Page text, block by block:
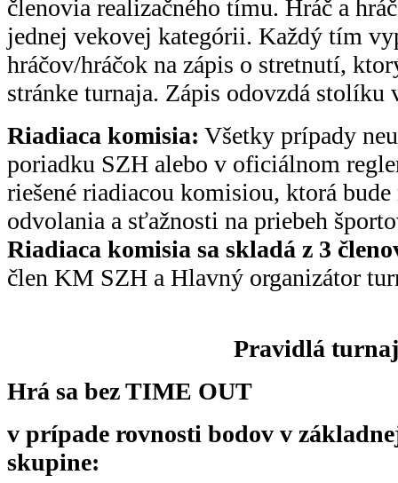
členovia realizačného tímu. Hráč a
jednej vekovej kategórii. Každý tím
hráčov/hráčok na zápis o stretnutí,
stránke turnaja. Zápis odovzdá stolíku
Riadiaca komisia: Všetky prípady
poriadku SZH alebo v oficiálnom
riešené riadiacou komisiou, ktorá
odvolania a sťažnosti na priebeh
Riadiaca komisia sa skladá z 3
člen KM SZH a Hlavný organizátor
Pravidlá
Hrá sa bez TIME OUT
v prípade rovnosti bodov v
skupine: